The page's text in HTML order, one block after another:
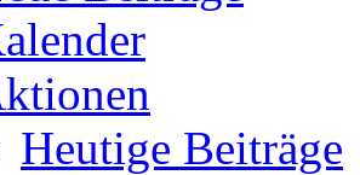
Heutige Beiträge